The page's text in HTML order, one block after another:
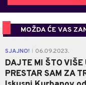
MOŽDA ĆE VAS
SJAJNO! 06.09.2023.
DAJTE MI ŠTO
PRESTAR SAM ZA